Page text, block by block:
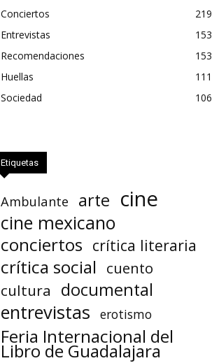
Conciertos
219
Entrevistas
153
Recomendaciones
153
Huellas
111
Sociedad
106
Etiquetas
Ambulante arte cine
cine mexicano
conciertos crítica literaria
crítica social
cuento
cultura
documental
entrevistas erotismo
Feria Internacional del
Libro de Guadalajara